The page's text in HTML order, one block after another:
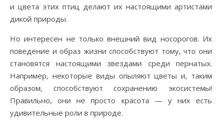
и цвета этих птиц делают их настоящими артистами
дикой природы.
Но интересен не только внешний вид носорогов. Их
поведение и образ жизни способствуют тому, что они
становятся настоящими звездами среди пернатых.
Например, некоторые виды опыляют цветы и, таким
образом, способствуют сохранению экосистемы!
Правильно, они не просто красота — у них есть
удивительные роли в природе.